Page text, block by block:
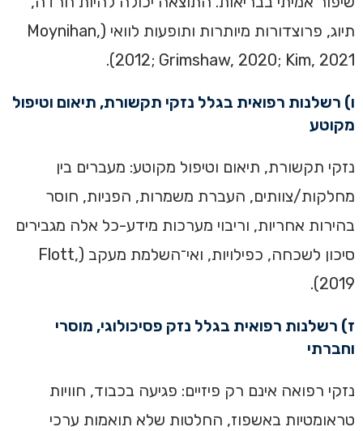
תיוג, פרוצדורות מיותרות ותופעות לוואי (Moynihan,
2012; Grimshaw, 2020; Kim, 2021).
ו) רשלנות רפואית בגלל נזקי תקשורת, תיאום וטיפול
מקוטע
נזקי תקשורת, תיאום וטיפול מקוטע: מעברים בין
מחלקות/צוותים, העברת משמרות, הפניות, חוסר
בהירות אחריות, וריבוי מערכות מידע-כל אלה מגבירים
סיכון לשכחה, כפילויות, ואי־השלמת מעקב (Flott,
2019).
ז) רשלנות רפואית בגלל נזק פסיכולוגי, מוסרי
וחברתי
נזקי רפואה אינם רק פיזיים: פגיעה בכבוד, חוויות
טראומטיות באשפוז, החלטות שלא תואמות ערכי